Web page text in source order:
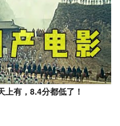
上有，8.4分都低了！